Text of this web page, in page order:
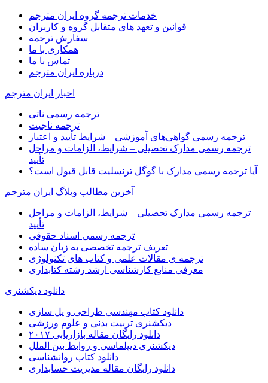
خدمات ترجمه گروه ایران مترجم
قوانین و تعهد های متقابل گروه و کاربران
سفارش ترجمه
همکاری با ما
تماس با ما
درباره ایران مترجم
اخبار ایران مترجم
ترجمه رسمی ناتی
ترجمه ناجیت
ترجمه رسمی گواهی‌های آموزشی – شرایط تأیید و اعتبار
ترجمه رسمی مدارک تحصیلی – شرایط، الزامات و مراحل
تأیید
آیا ترجمه رسمی مدارک با گوگل ترنسلیت قابل قبول است؟
آخرین مطالب وبلاگ ایران مترجم
ترجمه رسمی مدارک تحصیلی – شرایط، الزامات و مراحل
تأیید
ترجمه رسمی اسناد حقوقی
تعریف ترجمه تخصصی به زبان ساده
ترجمه ی مقالات علمی و کتاب های تکنولوژی
معرفی منابع کارشناسی ارشد رشته کتابداری
دانلود دیکشنری
دانلود کتاب مهندسی طراحی و پل سازی
دیکشنری تربیت بدنی و علوم ورزشی
دانلود رایگان مقاله بازاریابی ۲۰۱۷
دیکشنری دیپلماسی و روابط بین الملل
دانلود کتاب روانشناسی
دانلود رایگان مقاله مدیریت حسابداری